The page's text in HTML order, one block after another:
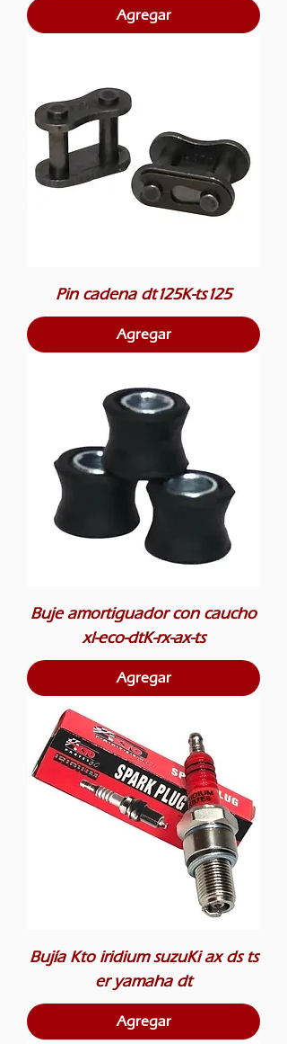
Agregar
Pin cadena dt125K-ts125
Agregar
Buje amortiguador con caucho
xl-eco-dtK-rx-ax-ts
Agregar
Bujía Kto iridium suzuKi ax ds ts
er yamaha dt
Agregar